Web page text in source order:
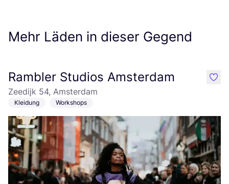
Mehr Läden in dieser Gegend
Rambler Studios Amsterdam
Zeedijk 54, Amsterdam
Kleidung Workshops
like